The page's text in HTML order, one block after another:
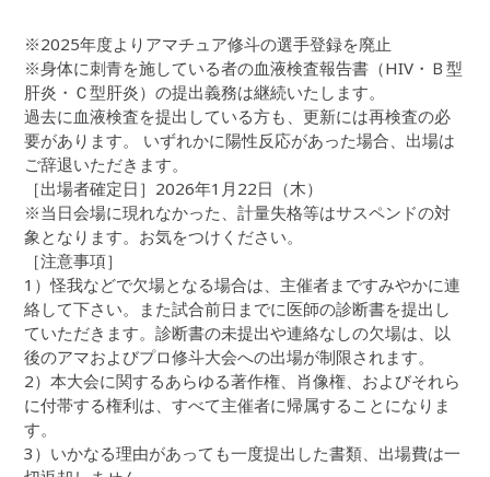
※2025年度よりアマチュア修斗の選手登録を廃止
※身体に刺青を施している者の血液検査報告書（HIV・Ｂ型
肝炎・Ｃ型肝炎）の提出義務は継続いたします。
過去に血液検査を提出している方も、更新には再検査の必
要があります。 いずれかに陽性反応があった場合、出場は
ご辞退いただきます。
［出場者確定日］2026年1月22日（木）
※当日会場に現れなかった、計量失格等はサスペンドの対
象となります。お気をつけください。
［注意事項］
1）怪我などで欠場となる場合は、主催者まですみやかに連
絡して下さい。また試合前日までに医師の診断書を提出し
ていただきます。診断書の未提出や連絡なしの欠場は、以
後のアマおよびプロ修斗大会への出場が制限されます。
2）本大会に関するあらゆる著作権、肖像権、およびそれら
に付帯する権利は、すべて主催者に帰属することになりま
す。
3）いかなる理由があっても一度提出した書類、出場費は一